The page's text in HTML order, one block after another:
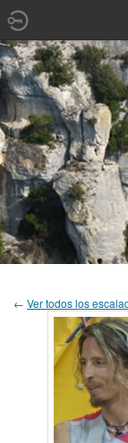
← Ver todos los